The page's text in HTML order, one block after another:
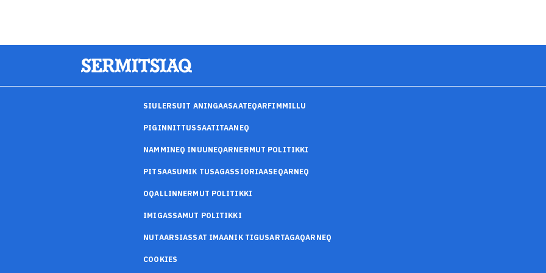
SIULERSUIT ANINGAASAATEQARFIMMILLU
PIGINNITTUSSAATITAANEQ
NAMMINEQ INUUNEQARNERMUT POLITIKKI
PITSAASUMIK TUSAGASSIORIAASEQARNEQ
OQALLINNERMUT POLITIKKI
IMIGASSAMUT POLITIKKI
NUTAARSIASSAT IMAANIK TIGUSARTAGAQARNEQ
COOKIES